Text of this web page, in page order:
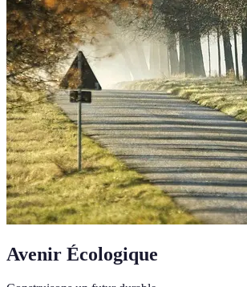
Avenir Écologique